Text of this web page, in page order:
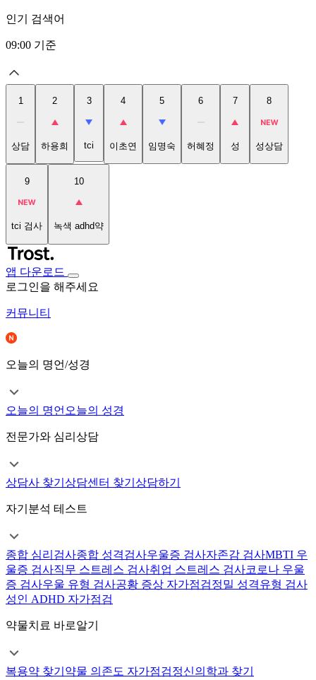
인기 검색어
09:00 기준
1
상담
2
하용희
3
tci
4
이초연
5
임명숙
6
허혜정
7
성
8
성상담
9
tci 검사
10
녹색 adhd약
앱 다운로드
로그인을 해주세요
커뮤니티
오늘의 명언/성경
오늘의 명언 오늘의 성경
전문가와 심리상담
상담사 찾기 상담센터 찾기 상담하기
자기분석 테스트
종합 심리검사종합 성격검사우울증 검사자존감 검사MBTI 우
울증 검사직무 스트레스 검사취업 스트레스 검사코로나 우울
증 검사우울 유형 검사공황 증상 자가점검정밀 성격유형 검사
성인 ADHD 자가점검
약물치료 바로알기
복용약 찾기 약물 의존도 자가점검정신의학과 찾기